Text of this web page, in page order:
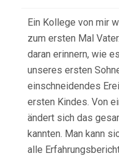
Ein Kollege von mir
zum ersten Mal
daran erinnern, wie
unseres ersten
einschneidendes
ersten Kindes. Von
ändert sich das
kannten. Man kann
alle